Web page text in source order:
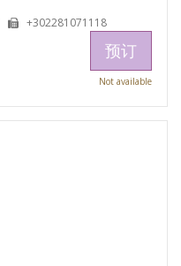
+302281071118
预订
Not available